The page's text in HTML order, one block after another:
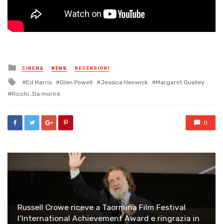
Posted
in
CINEMA NEWS RECENSIONI
Tagged
with
Ed Harris Glen Powell Jessica Henwick
Margaret Qualley
Ricchi…Da morire
0
Russell Crowe riceve a Taormina Film Festival
l’International Achievement Award e ringrazia in